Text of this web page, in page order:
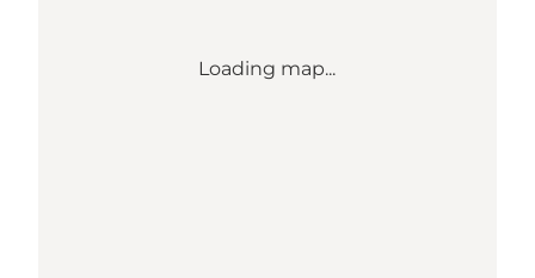
Loading map...